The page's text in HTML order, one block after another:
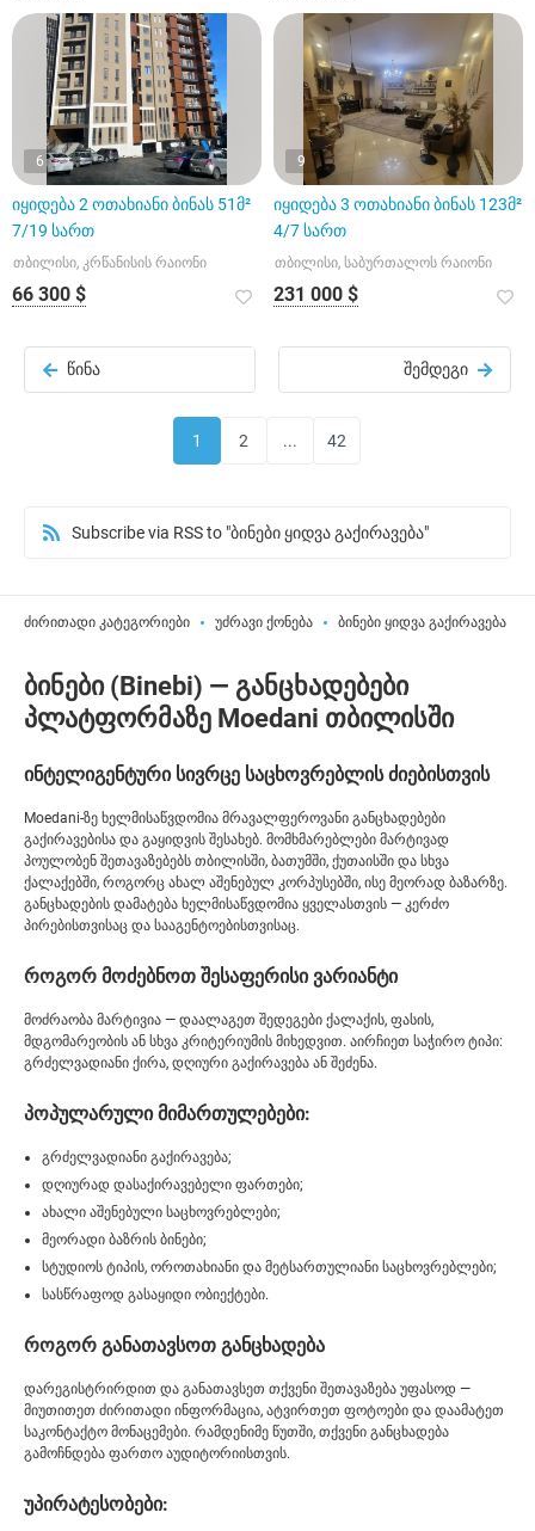
6
იყიდება 2 ოთახიანი ბინას 51მ²
7/19 სართ
თბილისი, კრწანისის რაიონი
66 300 $
9
იყიდება 3 ოთახიანი ბინას 123მ²
4/7 სართ
თბილისი, საბურთალოს რაიონი
231 000 $
წინა შემდეგი
1 2 ... 42
Subscribe via RSS to "ბინები ყიდვა გაქირავება"
ძირითადი კატეგორიები უძრავი ქონება ბინები ყიდვა გაქირავება
ბინები (Binebi) — განცხადებები
პლატფორმაზე Moedani თბილისში
ინტელიგენტური სივრცე საცხოვრებლის ძიებისთვის
Moedani-ზე ხელმისაწვდომია მრავალფეროვანი განცხადებები
გაქირავებისა და გაყიდვის შესახებ. მომხმარებლები მარტივად
პოულობენ შეთავაზებებს თბილისში, ბათუმში, ქუთაისში და სხვა
ქალაქებში, როგორც ახალ აშენებულ კორპუსებში, ისე მეორად ბაზარზე.
განცხადების დამატება ხელმისაწვდომია ყველასთვის — კერძო
პირებისთვისაც და სააგენტოებისთვისაც.
როგორ მოძებნოთ შესაფერისი ვარიანტი
მოძრაობა მარტივია — დაალაგეთ შედეგები ქალაქის, ფასის,
მდგომარეობის ან სხვა კრიტერიუმის მიხედვით. აირჩიეთ საჭირო ტიპი:
გრძელვადიანი ქირა, დღიური გაქირავება ან შეძენა.
პოპულარული მიმართულებები:
გრძელვადიანი გაქირავება;
დღიურად დასაქირავებელი ფართები;
ახალი აშენებული საცხოვრებლები;
მეორადი ბაზრის ბინები;
სტუდიოს ტიპის, ოროთახიანი და მეტსართულიანი საცხოვრებლები;
სასწრაფოდ გასაყიდი ობიექტები.
როგორ განათავსოთ განცხადება
დარეგისტრირდით და განათავსეთ თქვენი შეთავაზება უფასოდ —
მიუთითეთ ძირითადი ინფორმაცია, ატვირთეთ ფოტოები და დაამატეთ
საკონტაქტო მონაცემები. რამდენიმე წუთში, თქვენი განცხადება
გამოჩნდება ფართო აუდიტორიისთვის.
უპირატესობები: